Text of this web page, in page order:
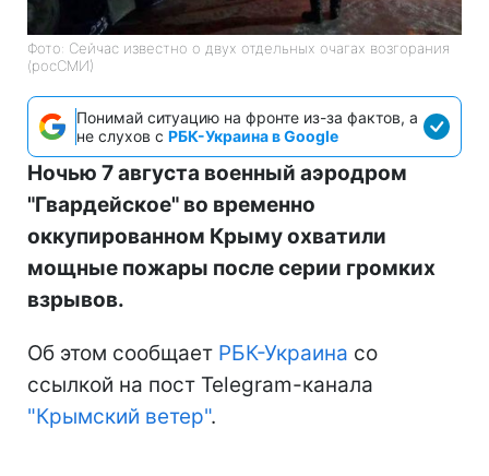
Фото: Сейчас известно о двух отдельных очагах возгорания
(росСМИ)
Понимай ситуацию на фронте из-за фактов, а
не слухов с РБК-Украина в Google
Ночью 7 августа военный аэродром
"Гвардейское" во временно
оккупированном Крыму охватили
мощные пожары после серии громких
взрывов.
Об этом сообщает РБК-Украина со
ссылкой на пост Telegram-канала
"Крымский ветер".